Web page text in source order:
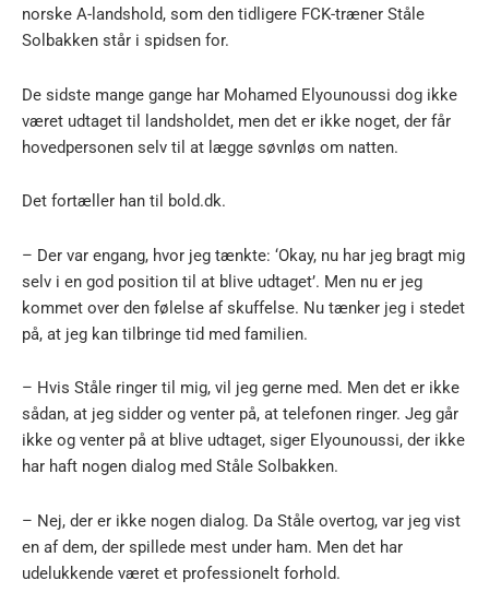
norske A-landshold, som den tidligere FCK-træner Ståle
Solbakken står i spidsen for.
De sidste mange gange har Mohamed Elyounoussi dog ikke
været udtaget til landsholdet, men det er ikke noget, der får
hovedpersonen selv til at lægge søvnløs om natten.
Det fortæller han til bold.dk.
– Der var engang, hvor jeg tænkte: ‘Okay, nu har jeg bragt mig
selv i en god position til at blive udtaget’. Men nu er jeg
kommet over den følelse af skuffelse. Nu tænker jeg i stedet
på, at jeg kan tilbringe tid med familien.
– Hvis Ståle ringer til mig, vil jeg gerne med. Men det er ikke
sådan, at jeg sidder og venter på, at telefonen ringer. Jeg går
ikke og venter på at blive udtaget, siger Elyounoussi, der ikke
har haft nogen dialog med Ståle Solbakken.
– Nej, der er ikke nogen dialog. Da Ståle overtog, var jeg vist
en af dem, der spillede mest under ham. Men det har
udelukkende været et professionelt forhold.